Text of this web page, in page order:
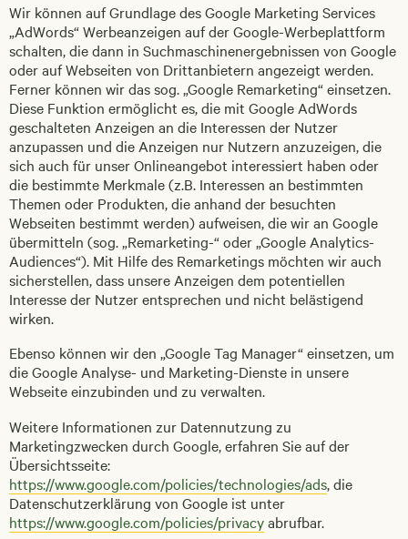
Wir können auf Grundlage des Google Marketing Services
„AdWords“ Werbeanzeigen auf der Google-Werbeplattform
schalten, die dann in Suchmaschinenergebnissen von Google
oder auf Webseiten von Drittanbietern angezeigt werden.
Ferner können wir das sog. „Google Remarketing“ einsetzen.
Diese Funktion ermöglicht es, die mit Google AdWords
geschalteten Anzeigen an die Interessen der Nutzer
anzupassen und die Anzeigen nur Nutzern anzuzeigen, die
sich auch für unser Onlineangebot interessiert haben oder
die bestimmte Merkmale (z.B. Interessen an bestimmten
Themen oder Produkten, die anhand der besuchten
Webseiten bestimmt werden) aufweisen, die wir an Google
übermitteln (sog. „Remarketing-“ oder „Google Analytics-
Audiences“). Mit Hilfe des Remarketings möchten wir auch
sicherstellen, dass unsere Anzeigen dem potentiellen
Interesse der Nutzer entsprechen und nicht belästigend
wirken.
Ebenso können wir den „Google Tag Manager“ einsetzen, um
die Google Analyse- und Marketing-Dienste in unsere
Webseite einzubinden und zu verwalten.
Weitere Informationen zur Datennutzung zu
Marketingzwecken durch Google, erfahren Sie auf der
Übersichtsseite:
https://www.google.com/policies/technologies/ads, die
Datenschutzerklärung von Google ist unter
https://www.google.com/policies/privacyabrufbar.